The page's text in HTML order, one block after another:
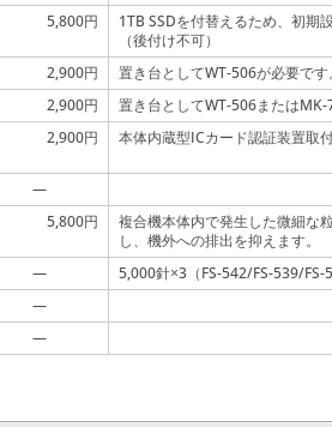
5,800円
1TB SSDを付替えるため、初期
（後付け不可）
2,900円
置き台としてWT-506が必要です。
2,900円
置き台としてWT-506またはMK-
2,900円 本体内蔵型ICカード認証装置取
—
5,800円
複合機本体内で発生した微細な
し、機外への排出を抑えます。
— 5,000針×3（FS-542/FS-539/FS-
—
—